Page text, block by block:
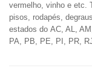
vermelho, vinho e etc.
pisos, rodapés,
estados do AC, AL,
PA, PB, PE, PI, PR,